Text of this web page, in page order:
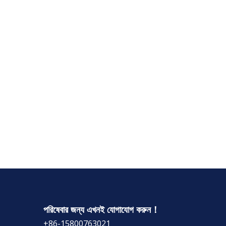
পরিষেবার জন্য এখনই যোগাযোগ করুন！
+86-15800763021